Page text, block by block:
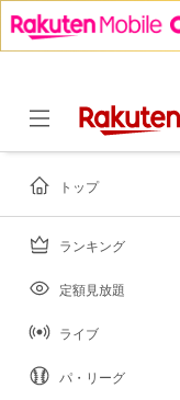
トップ
ランキング
定額見放題
ライブ
パ・リーグ